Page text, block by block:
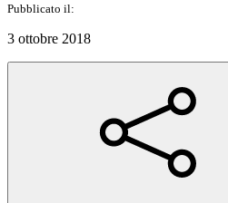
Pubblicato il:
3 ottobre 2018